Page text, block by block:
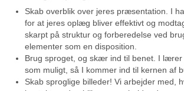
Skab overblik over jeres præsentation. I
for at jeres oplæg bliver effektivt og
skarpt på struktur og forberedelse ved
elementer som en disposition.
Brug sproget, og skær ind til benet. I lærer
som muligt, så I kommer ind til kernen af
Skab sproglige billeder! Vi arbejder med,